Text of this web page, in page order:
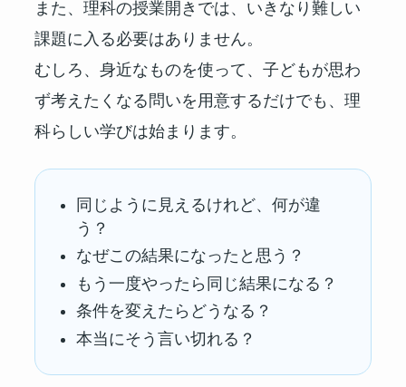
また、理科の授業開きでは、いきなり難しい
課題に入る必要はありません。
むしろ、身近なものを使って、子どもが思わ
ず考えたくなる問いを用意するだけでも、理
科らしい学びは始まります。
同じように見えるけれど、何が違
う？
なぜこの結果になったと思う？
もう一度やったら同じ結果になる？
条件を変えたらどうなる？
本当にそう言い切れる？